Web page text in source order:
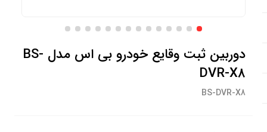
دوربین ثبت وقایع خودرو بی اس مدل BS-
DVR-X8
BS-DVR-X8